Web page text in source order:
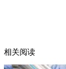
相关阅读